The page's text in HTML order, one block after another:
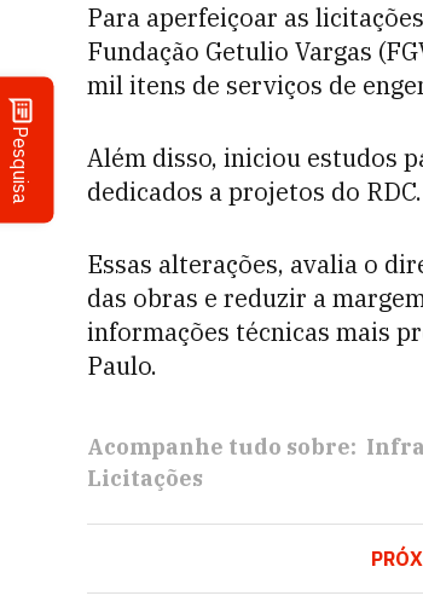
Pesquisa
Para aperfeiçoar as
Fundação Getulio Vargas
mil itens de serviços de
Além disso, iniciou estudos
dedicados a projetos do RDC.
Essas alterações, avalia o
das obras e reduzir a
informações técnicas mais
Paulo.
Acompanhe tudo sobre:
Licitações